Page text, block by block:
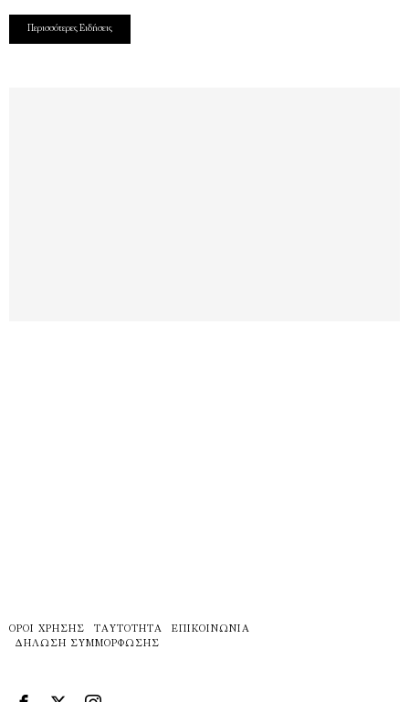
Περισσότερες Ειδήσεις
ΌΡΟΙ ΧΡΉΣΗΣ ΤΑΥΤΌΤΗΤΑ
ΕΠΙΚΟΙΝΩΝΊΑ
ΔΉΛΩΣΗ ΣΥΜΜΌΡΦΩΣΗΣ